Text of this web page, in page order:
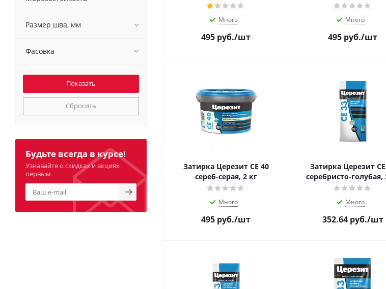
Много
495 руб./шт
Много
495 руб./шт
Затирка Церезит CE 40
сереб-серая, 2 кг
Много
495 руб./шт
Затирка Церезит
серебристо-голубая,
Много
352.64руб./шт
Размер шва, мм
Фасовка
Сбросить
Будьте всегда в курсе!
Узнавайте о скидках и акциях
первым